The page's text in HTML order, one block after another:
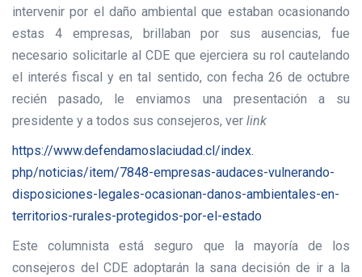
intervenir por el daño ambiental que estaban ocasionando
estas 4 empresas, brillaban por sus ausencias, fue
necesario solicitarle al CDE que ejerciera su rol cautelando
el interés fiscal y en tal sentido, con fecha 26 de octubre
recién pasado, le enviamos una presentación a su
presidente y a todos sus consejeros, ver link
https://www.defendamoslaciudad.cl/index.
php/noticias/item/7848-empresas-audaces-vulnerando-
disposiciones-legales-ocasionan-danos-ambientales-en-
territorios-rurales-protegidos-por-el-estado
Este columnista está seguro que la mayoría de los
consejeros del CDE adoptarán la sana decisión de ir a la